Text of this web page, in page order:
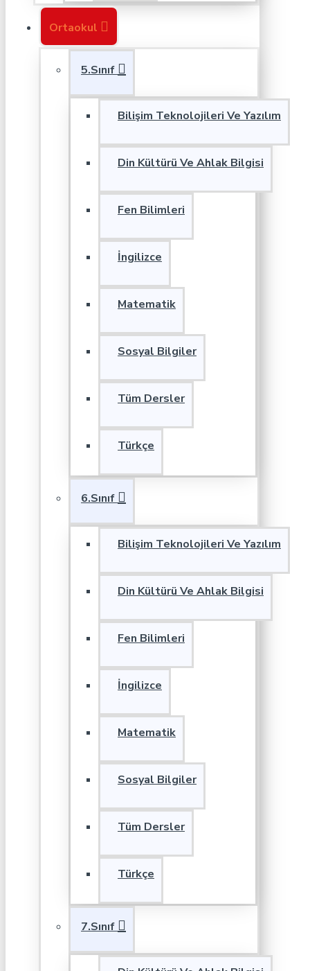
Ortaokul
5.Sınıf
Bilişim Teknolojileri Ve Yazılım
Din Kültürü Ve Ahlak Bilgisi
Fen Bilimleri
İngilizce
Matematik
Sosyal Bilgiler
Tüm Dersler
Türkçe
6.Sınıf
Bilişim Teknolojileri Ve Yazılım
Din Kültürü Ve Ahlak Bilgisi
Fen Bilimleri
İngilizce
Matematik
Sosyal Bilgiler
Tüm Dersler
Türkçe
7.Sınıf